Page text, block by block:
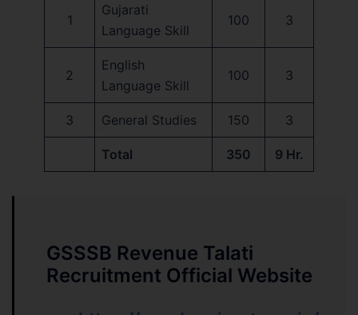
1
Gujarati
Language Skill
100 3
2
English
Language Skill
100 3
3 General Studies 150 3
Total 350 9 Hr.
GSSSB Revenue Talati
Recruitment Official Website